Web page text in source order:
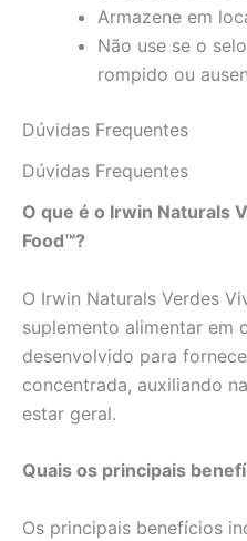
Armazene em
Não use se o
rompido ou
Dúvidas Frequentes
Dúvidas Frequentes
O que é o Irwin Naturals
Food™?
O Irwin Naturals Verdes
suplemento alimentar em
desenvolvido para
concentrada, auxiliando
estar geral.
Quais os principais
Os principais benefícios